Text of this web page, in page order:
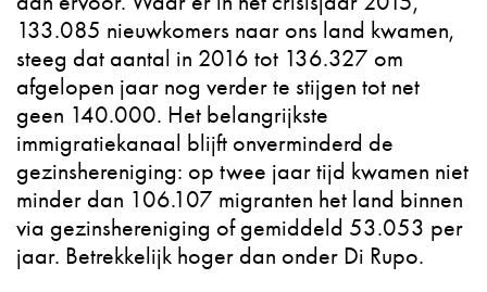
133.085 nieuwkomers naar ons land kwamen,
steeg dat aantal in 2016 tot 136.327 om
afgelopen jaar nog verder te stijgen tot net
geen 140.000. Het belangrijkste
immigratiekanaal blijft onverminderd de
gezinshereniging: op twee jaar tijd kwamen niet
minder dan 106.107 migranten het land binnen
via gezinshereniging of gemiddeld 53.053 per
jaar. Betrekkelijk hoger dan onder Di Rupo.